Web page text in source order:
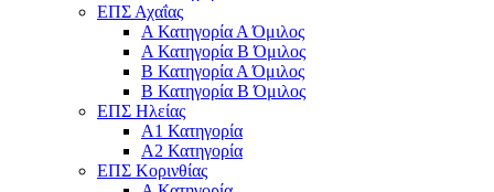
ΕΠΣ Αχαΐας
Α Κατηγορία Α Όμιλος
Α Κατηγορία Β Όμιλος
Β Κατηγορία Α Όμιλος
Β Κατηγορία Β Όμιλος
ΕΠΣ Ηλείας
Α1 Κατηγορία
Α2 Κατηγορία
ΕΠΣ Κορινθίας